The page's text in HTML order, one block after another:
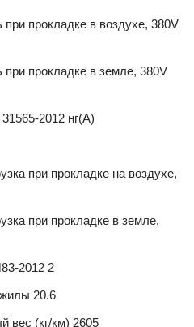
прокладке в воздухе, 380V
прокладке в земле, 380V
2012 нг(А)
при прокладке на воздухе,
при прокладке в земле,
2012 2
20.6
вес (кг/км) 2605